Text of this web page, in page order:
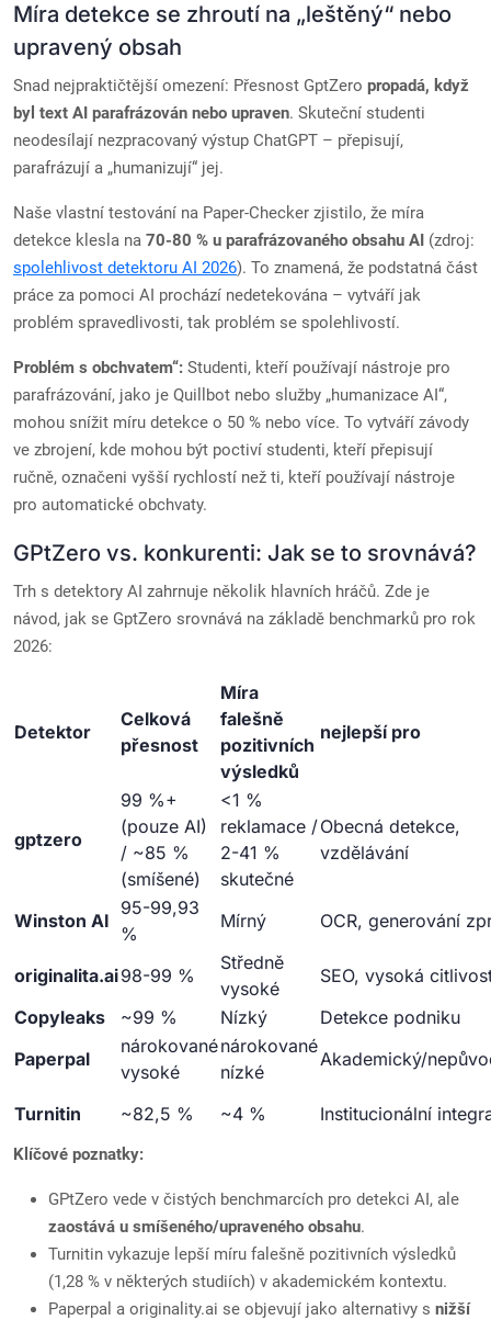
Míra detekce se zhroutí na „leštěný“ nebo
upravený obsah
Snad nejpraktičtější omezení: Přesnost GptZero propadá, když
byl text AI parafrázován nebo upraven. Skuteční studenti
neodesílají nezpracovaný výstup ChatGPT – přepisují,
parafrázují a „humanizují“ jej.
Naše vlastní testování na Paper-Checker zjistilo, že míra
detekce klesla na 70-80 % u parafrázovaného obsahu AI (zdroj:
spolehlivost detektoru AI 2026). To znamená, že podstatná část
práce za pomoci AI prochází nedetekována – vytváří jak
problém spravedlivosti, tak problém se spolehlivostí.
Problém s obchvatem“: Studenti, kteří používají nástroje pro
parafrázování, jako je Quillbot nebo služby „humanizace AI“,
mohou snížit míru detekce o 50 % nebo více. To vytváří závody
ve zbrojení, kde mohou být poctiví studenti, kteří přepisují
ručně, označeni vyšší rychlostí než ti, kteří používají nástroje
pro automatické obchvaty.
GPtZero vs. konkurenti: Jak se to srovnává?
Trh s detektory AI zahrnuje několik hlavních hráčů. Zde je
návod, jak se GptZero srovnává na základě benchmarků pro rok
2026:
Detektor
Celková
přesnost
Míra
falešně
pozitivních
výsledků
nejlepší pro
gptzero
99 %+
(pouze AI)
/ ~85 %
(smíšené)
<1 %
reklamace /
2-41 %
skutečné
Obecná detekce,
vzdělávání
Winston AI
95-99,93
%
Mírný OCR, generování
originalita.ai98-99 %
Středně
vysoké
SEO, vysoká
Copyleaks
~99 % Nízký
Detekce podniku
Paperpal
nárokované
vysoké
nárokované
nízké
Akademický/
Turnitin ~82,5 % ~4 % Institucionální
Klíčové poznatky:
GPtZero vede v čistých benchmarcích pro detekci AI, ale
zaostává u smíšeného/upraveného obsahu.
Turnitin vykazuje lepší míru falešně pozitivních výsledků
(1,28 % v některých studiích) v akademickém kontextu.
Paperpal a originality.ai se objevují jako alternativy s nižší